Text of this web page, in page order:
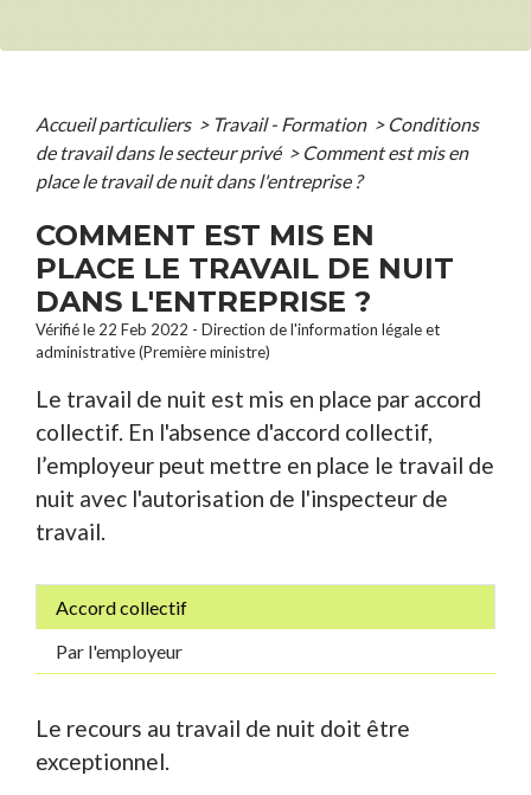
Accueil particuliers > Travail - Formation > Conditions
de travail dans le secteur privé > Comment est mis en
place le travail de nuit dans l'entreprise ?
COMMENT EST MIS EN
PLACE LE TRAVAIL DE NUIT
DANS L'ENTREPRISE ?
Vérifié le 22 Feb 2022 - Direction de l'information légale et
administrative (Première ministre)
Le travail de nuit est mis en place par accord
collectif. En l'absence d'accord collectif,
l’employeur peut mettre en place le travail de
nuit avec l'autorisation de l'inspecteur de
travail.
Accord collectif
Par l'employeur
Le recours au travail de nuit doit être
exceptionnel.